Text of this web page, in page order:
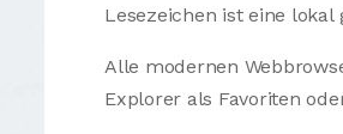
Lesezeichen ist eine lokal
Alle modernen
Explorer als Favoriten